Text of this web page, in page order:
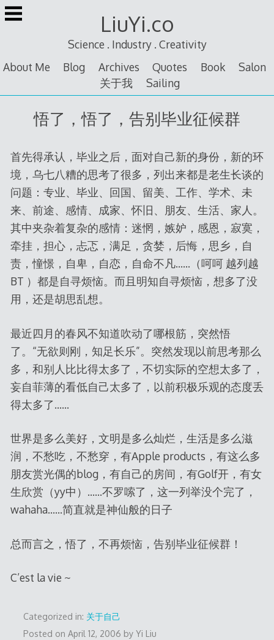
Skip
to
LiuYi.co
Science . Industry . Creativity
About Me
Blog Archives Quotes Book
Salon
关于我
Sailing
悟了，悟了，告别毕业征候群
首先得承认，毕业之后，面对自己新的身份，新的环
境，乌七八糟的思考了很多，列出来都是老生长谈的
问题：专业、毕业、回国、留美、工作、学术、未
来、前途、感情、成家、怀旧、朋友、生活、家人。
其中夹杂着复杂的感情：迷惘，嫉妒，感恩，寂寞，
牵挂，担心，忐忑，满足，贪婪，后悔，思乡，自
责，憧憬，自卑，自恋，自命不凡……（呵呵 越列越
BT ）都是自寻烦恼。而且明知自寻烦恼，想多了没
用，还是胡思乱想。
最近四月的春风不知道吹动了哪根筋，突然悟
了。“无欲则刚，知足长乐”。突然发现以前思考那么
多，和别人比比得太多了，不切实际的空想太多了，
妄自菲薄的看低自己太多了，以前积极乐观的态度丢
得太多了……
世界是多么美好，文明是多么灿烂，生活是多么滋
润，不愁吃，不愁穿，有Apple products，有这么多
朋友赏光偶的blog，有自己的房间，有Golf开，有女
生欣赏（yy中）……不罗嗦了，这一列举没个完了，
wahaha……简直就是神仙般的日子
总而言之，悟了，不再烦恼，告别毕业征候群！
C’est la vie ~
Categorized in: 关于自己
Posted on April 12, 2006 by Yi Liu